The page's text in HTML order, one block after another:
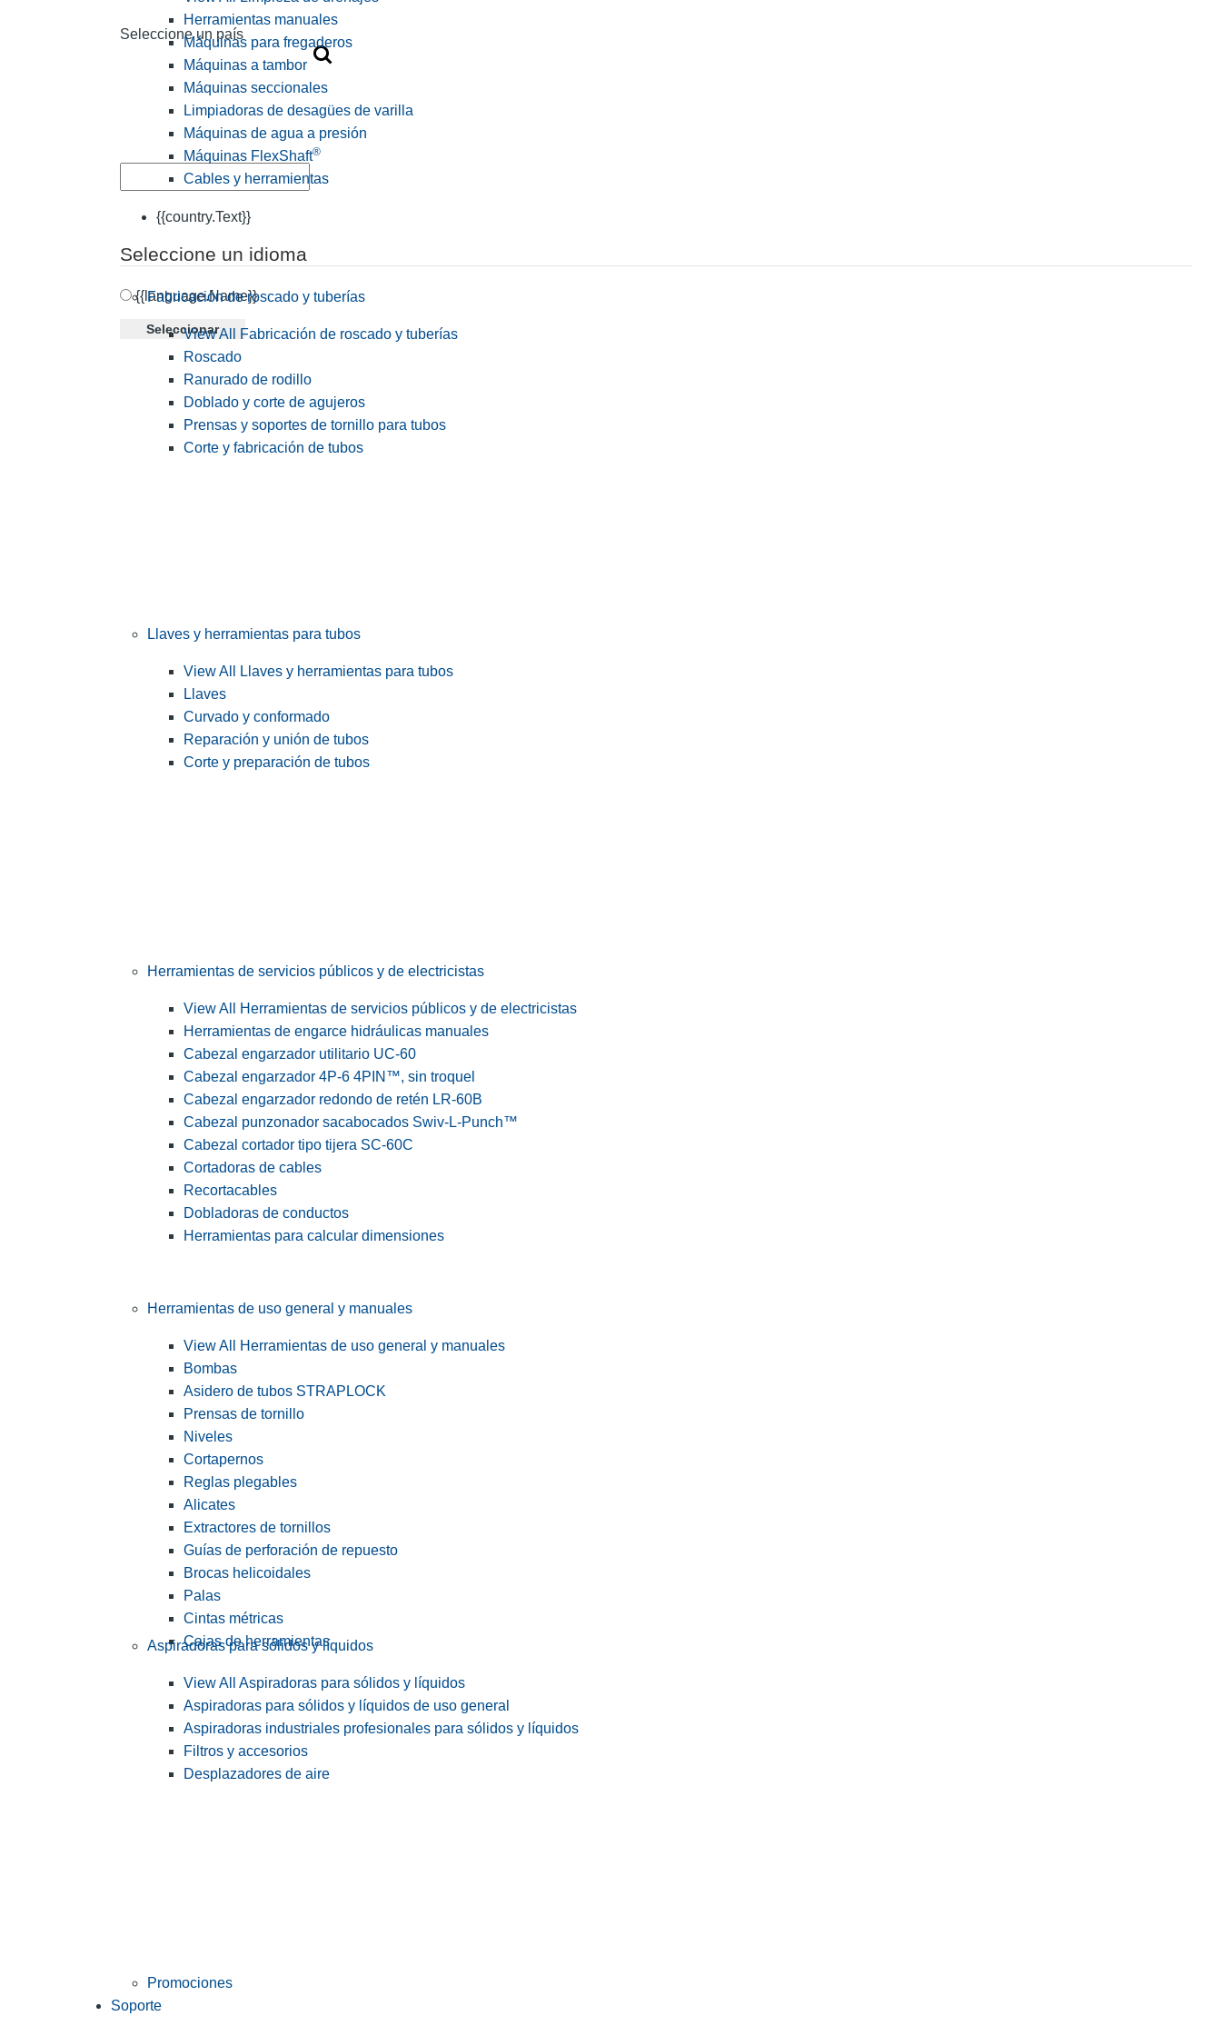
Seleccione un país
{{country.Text}}
Seleccione un idioma
{{language.Name}}
Seleccionar
Herramientas manuales
Máquinas para fregaderos
Máquinas a tambor
Máquinas seccionales
Limpiadoras de desagües de varilla
Máquinas de agua a presión
Máquinas FlexShaft®
Cables y herramientas
Fabricación de roscado y tuberías
View All Fabricación de roscado y tuberías
Roscado
Ranurado de rodillo
Doblado y corte de agujeros
Prensas y soportes de tornillo para tubos
Corte y fabricación de tubos
Llaves y herramientas para tubos
View All Llaves y herramientas para tubos
Llaves
Curvado y conformado
Reparación y unión de tubos
Corte y preparación de tubos
Herramientas de servicios públicos y de electricistas
View All Herramientas de servicios públicos y de electricistas
Herramientas de engarce hidráulicas manuales
Cabezal engarzador utilitario UC-60
Cabezal engarzador 4P-6 4PIN™, sin troquel
Cabezal engarzador redondo de retén LR-60B
Cabezal punzonador sacabocados Swiv-L-Punch™
Cabezal cortador tipo tijera SC-60C
Cortadoras de cables
Recortacables
Dobladoras de conductos
Herramientas para calcular dimensiones
Herramientas de uso general y manuales
View All Herramientas de uso general y manuales
Bombas
Asidero de tubos STRAPLOCK
Prensas de tornillo
Niveles
Cortapernos
Reglas plegables
Alicates
Extractores de tornillos
Guías de perforación de repuesto
Brocas helicoidales
Palas
Cintas métricas
Cajas de herramientas
Aspiradoras para sólidos y líquidos
View All Aspiradoras para sólidos y líquidos
Aspiradoras para sólidos y líquidos de uso general
Aspiradoras industriales profesionales para sólidos y líquidos
Filtros y accesorios
Desplazadores de aire
Promociones
Soporte